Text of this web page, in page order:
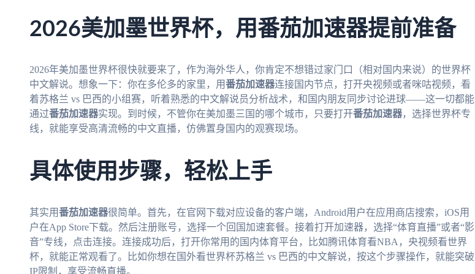
2026美加墨世界杯，用番茄加速器提前准备
2026年美加墨世界杯很快就要来了，作为海外华人，你肯定不想错过家门口（相对国内来说）的世界杯
中文解说。想象一下：你在多伦多的家里，用番茄加速器连接国内节点，打开央视频或者咪咕视频，看
着苏格兰 vs 巴西的小组赛，听着熟悉的中文解说员分析战术，和国内朋友同步讨论进球——这一切都能
通过番茄加速器实现。到时候，不管你在美加墨三国的哪个城市，只要打开番茄加速器，选择世界杯专
线，就能享受高清流畅的中文直播，仿佛置身国内的观赛现场。
具体使用步骤，轻松上手
其实用番茄加速器很简单。首先，在官网下载对应设备的客户端，Android用户在应用商店搜索，iOS用
户在App Store下载。然后注册账号，选择一个回国加速套餐。接着打开加速器，选择“体育直播”或者“影
音”专线，点击连接。连接成功后，打开你常用的国内体育平台，比如腾讯体育看NBA，央视频看世界
杯，就能正常观看了。比如你想在国外看世界杯苏格兰 vs 巴西的中文解说，按这个步骤操作，就能突破
IP限制，享受流畅直播。